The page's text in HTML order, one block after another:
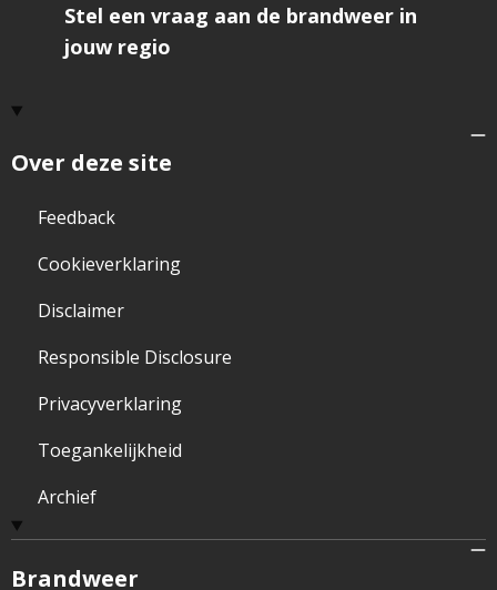
Over deze site
Feedback
Cookieverklaring
Disclaimer
Responsible Disclosure
Privacyverklaring
Toegankelijkheid
Archief
Brandweer
Stel een vraag aan de brandweer in
jouw regio